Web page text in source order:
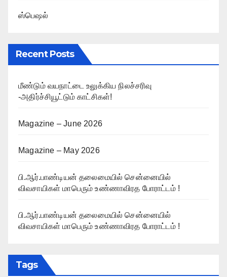
ஸ்பெஷல்
Recent Posts
மீண்டும் வயநாட்டை உலுக்கிய நிலச்சரிவு
-அதிர்ச்சியூட்டும் காட்சிகள்!
Magazine – June 2026
Magazine – May 2026
பி.ஆர்.பாண்டியன் தலைமையில் சென்னையில்
விவசாயிகள் மாபெரும் உண்ணாவிரத போராட்டம் !
பி.ஆர்.பாண்டியன் தலைமையில் சென்னையில்
விவசாயிகள் மாபெரும் உண்ணாவிரத போராட்டம் !
Tags